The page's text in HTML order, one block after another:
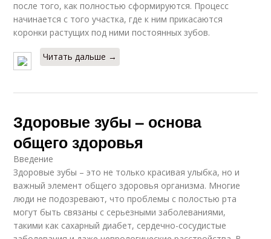
после того, как полностью сформируются. Процесс
начинается с того участка, где к ним прикасаются
коронки растущих под ними постоянных зубов.
Читать дальше →
Здоровые зубы – основа
общего здоровья
Введение
Здоровые зубы – это не только красивая улыбка, но и
важный элемент общего здоровья организма. Многие
люди не подозревают, что проблемы с полостью рта
могут быть связаны с серьезными заболеваниями,
такими как сахарный диабет, сердечно-сосудистые